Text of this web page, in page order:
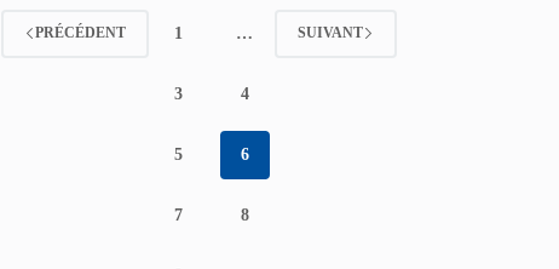
PRÉCÉDENT 1 …
3 4
5 6
7 8
SUIVANT